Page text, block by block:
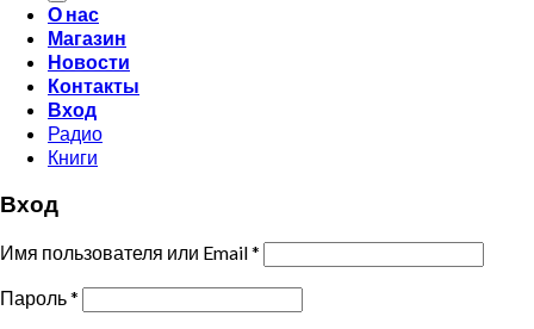
О нас
Магазин
Новости
Контакты
Вход
Радио
Книги
Вход
Имя пользователя или Email*
Пароль*